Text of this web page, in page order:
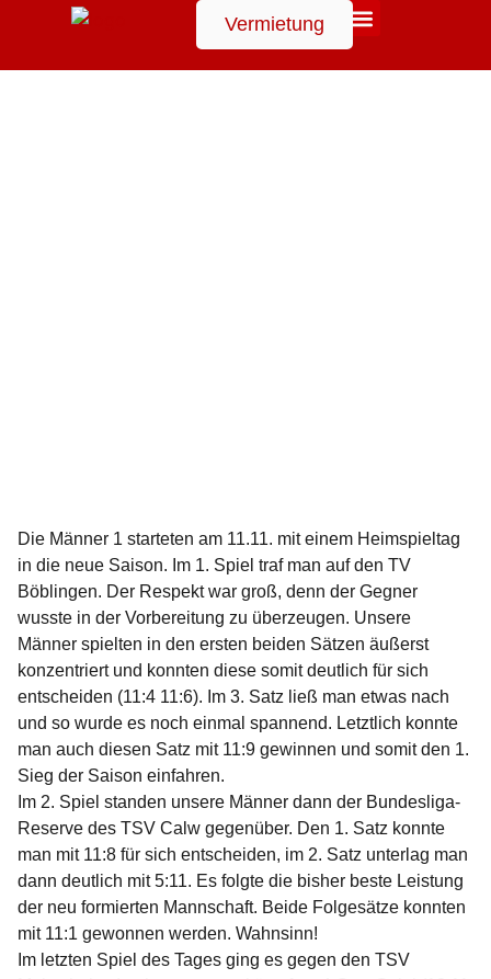
Suchen
Vermietung
Die Männer 1 starteten am 11.11. mit einem Heimspieltag
in die neue Saison. Im 1. Spiel traf man auf den TV
Böblingen. Der Respekt war groß, denn der Gegner
wusste in der Vorbereitung zu überzeugen. Unsere
Männer spielten in den ersten beiden Sätzen äußerst
konzentriert und konnten diese somit deutlich für sich
entscheiden (11:4 11:6). Im 3. Satz ließ man etwas nach
und so wurde es noch einmal spannend. Letztlich konnte
man auch diesen Satz mit 11:9 gewinnen und somit den 1.
Sieg der Saison einfahren.
Im 2. Spiel standen unsere Männer dann der Bundesliga-
Reserve des TSV Calw gegenüber. Den 1. Satz konnte
man mit 11:8 für sich entscheiden, im 2. Satz unterlag man
dann deutlich mit 5:11. Es folgte die bisher beste Leistung
der neu formierten Mannschaft. Beide Folgesätze konnten
mit 11:1 gewonnen werden. Wahnsinn!
Im letzten Spiel des Tages ging es gegen den TSV